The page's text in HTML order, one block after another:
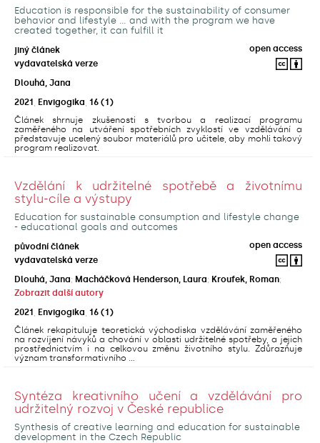
Education is responsible for the sustainability of consumer
behavior and lifestyle ... and with the program we have
created together, it can fulfill it
jiný článek
open access
vydavatelská verze
Dlouhá, Jana
2021 Envigogika 16 (1)
Článek shrnuje zkušenosti s tvorbou a realizací programu
zaměřeného na utváření spotřebních zvyklostí ve vzdělávání a
představuje ucelený soubor materiálů pro učitele, aby mohli takový
program realizovat.
Vzdělání k udržitelné spotřebě a životnímu
stylu-cíle a výstupy
Education for sustainable consumption and lifestyle change
- educational goals and outcomes
původní článek
open access
vydavatelská verze
Dlouhá, Jana; Macháčková Henderson, Laura; Kroufek, Roman;
Zobrazit další autory
2021 Envigogika 16 (1)
Článek rekapituluje teoretická východiska vzdělávání zaměřeného
na rozvíjení návyků a chování v oblasti udržitelné spotřeby, a jejich
prostřednictvím i na celkovou změnu životního stylu. Zdůrazňuje
význam transformativního ...
Syntéza kreativního učení a vzdělávání pro
udržitelný rozvoj v České republice
Synthesis of creative learning and education for sustainable
development in the Czech Republic